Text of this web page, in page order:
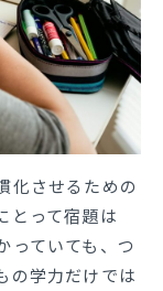
化させるための
とって宿題は
っていても、つ
の学力だけでは